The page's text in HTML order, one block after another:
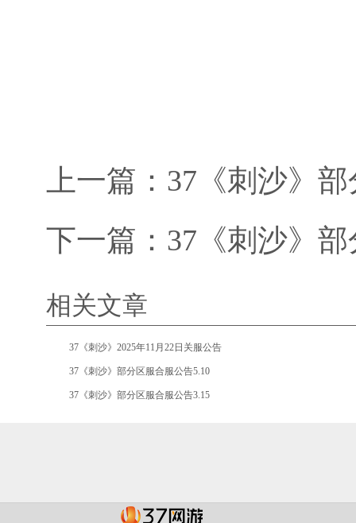
上一篇： 37《刺沙》
下一篇： 37《刺沙》
相关文章
37《刺沙》2025年11月22日关服公告
37《刺沙》部分区服合服公告5.10
37《刺沙》部分区服合服公告3.15